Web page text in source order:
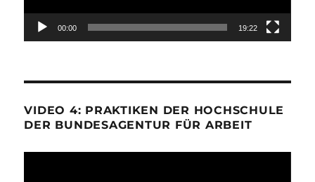
00:00 19:22
VIDEO 4: PRAKTIKEN DER HOCHSCHULE
DER BUNDESAGENTUR FÜR ARBEIT